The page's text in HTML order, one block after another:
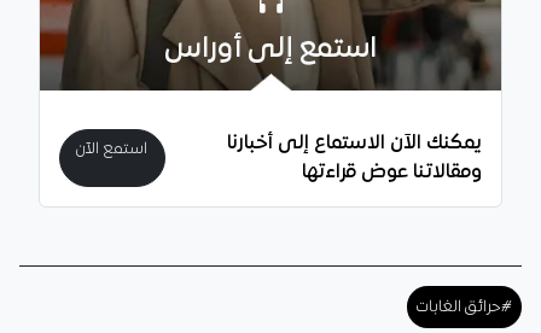
استمع إلى أوراس
يمكنك الآن الاستماع إلى أخبارنا
ومقالاتنا عوض قراءتها
استمع الآن
#حرائق الغابات